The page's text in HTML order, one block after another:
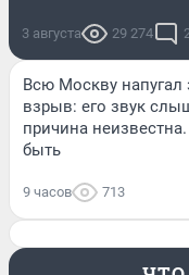
3 августа 29 274
Всю Москву напугал
взрыв: его звук
причина
быть
9 часов 713